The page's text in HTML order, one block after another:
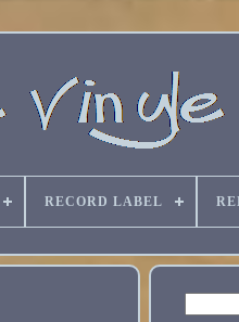
RECORD LABEL